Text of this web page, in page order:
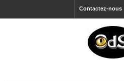
Contactez-nous